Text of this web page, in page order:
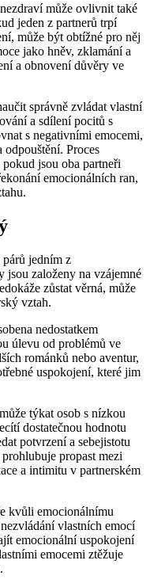
může ovlivnit také
jeden z partnerů trpí
může být obtížné pro něj
jako hněv, zklamání a
a obnovení důvěry ve
správně zvládat vlastní
a sdílení pocitů s
s negativními emocemi,
odpouštění. Proces
jsou oba partneři
emocionálních ran,
párů jedním z
jsou založeny na vzájemné
zůstat věrná, může
vztah.
nedostatkem
úlevu od problémů ve
románků nebo aventur,
uspokojení, které jim
týkat osob s nízkou
dostatečnou hodnotu
potvrzení a sebejistotu
propast mezi
a intimitu v partnerském
kvůli emocionálnímu
vlastních emocí
emocionální uspokojení
emocemi ztěžuje